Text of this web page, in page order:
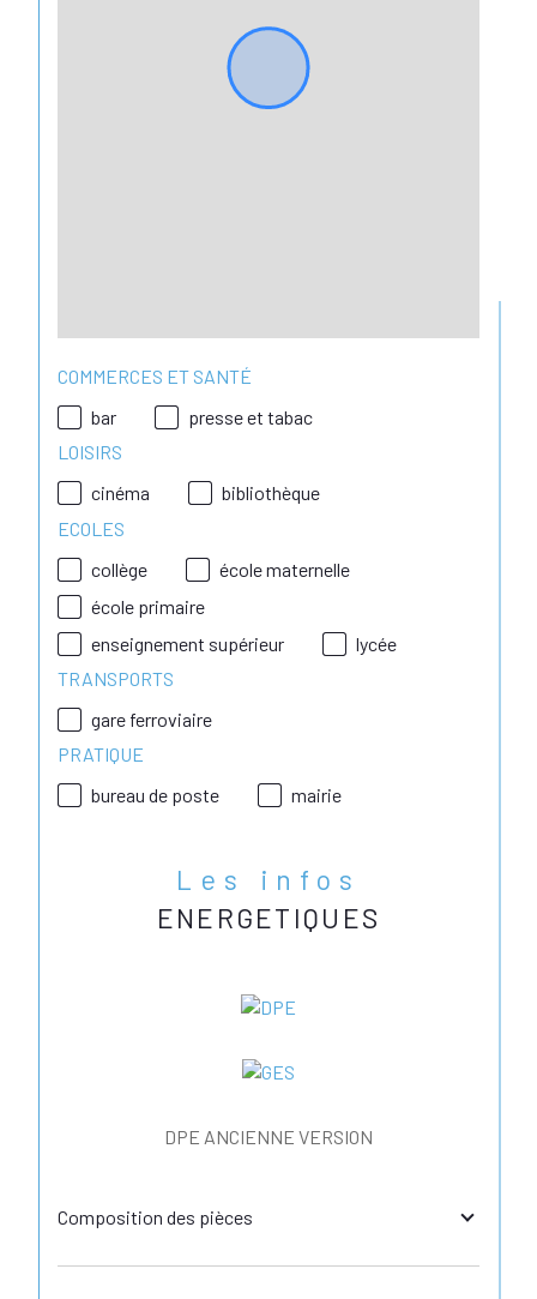
complet ou pour organiser une
visite, merci de contacter le
COMMERCES ET SANTÉ
bar
presse et tabac
LOISIRS
cinéma
bibliothèque
ECOLES
collège
école maternelle
école primaire
enseignement supérieur
lycée
TRANSPORTS
gare ferroviaire
PRATIQUE
bureau de poste
mairie
Les infos
ENERGETIQUES
DPE ANCIENNE VERSION
Composition des pièces